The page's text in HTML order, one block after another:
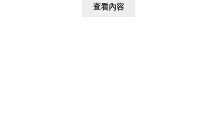
查看內容